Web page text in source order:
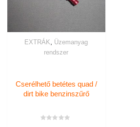
EXTRÁK
Üzemanyag
rendszer
Cserélhető betétes quad /
dirt bike benzinszűrő